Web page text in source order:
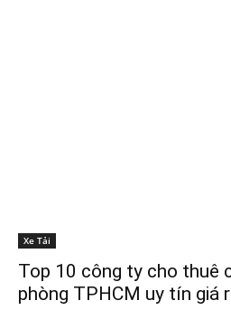
Xe Tải
Top 10 công ty cho thuê
phòng TPHCM uy tín giá